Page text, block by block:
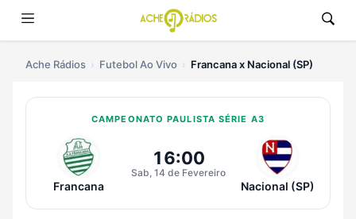
Ache Rádios Futebol Ao Vivo Francana x Nacional (SP)
CAMPEONATO PAULISTA SÉRIE A3
Ouvir Francana x Nacional (SP)
Francana
16:00
Sab, 14 de Fevereiro
Nacional (SP)